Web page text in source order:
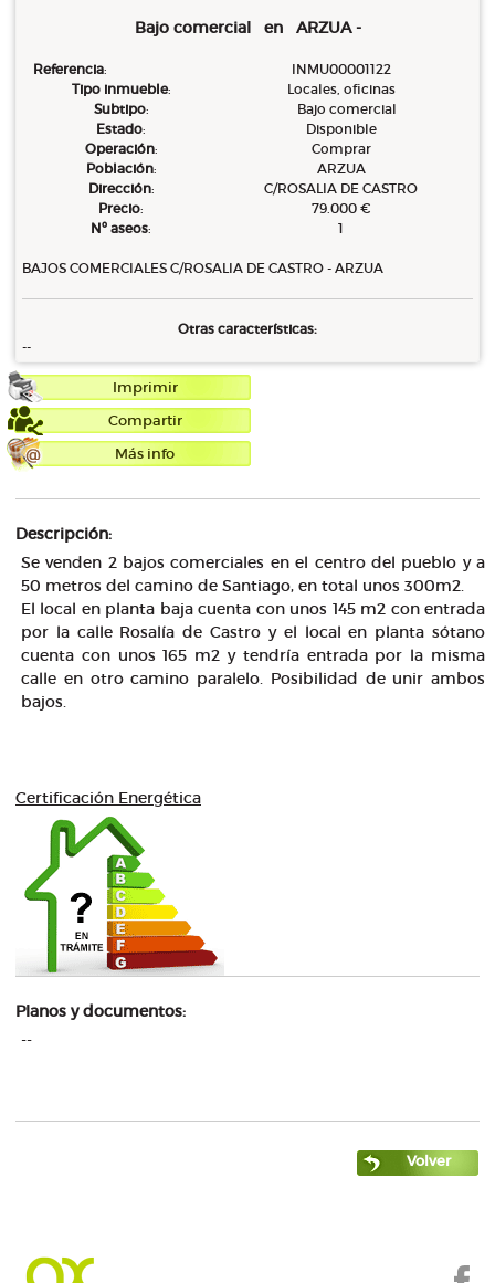
Bajo comercial en ARZUA -
Referencia:
INMU00001122
Tipo inmueble:
Locales, oficinas
Subtipo:
Bajo comercial
Estado:
Disponible
Operación:
Comprar
Población:
ARZUA
Dirección:
C/ROSALIA DE CASTRO
Precio:
79.000 €
Nº aseos: 1
BAJOS COMERCIALES C/ROSALIA DE CASTRO - ARZUA
Otras características:
--
Imprimir
Compartir
Más info
Descripción:
Se venden 2 bajos comerciales en el centro del pueblo y a
50 metros del camino de Santiago, en total unos 300m2.
El local en planta baja cuenta con unos 145 m2 con entrada
por la calle Rosalía de Castro y el local en planta sótano
cuenta con unos 165 m2 y tendría entrada por la misma
calle en otro camino paralelo. Posibilidad de unir ambos
bajos.
Certificación Energética
Planos y documentos:
--
Volver